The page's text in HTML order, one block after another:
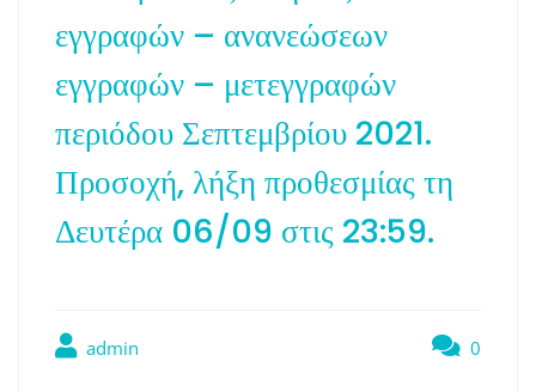
εγγραφών – ανανεώσεων
εγγραφών – μετεγγραφών
περιόδου Σεπτεμβρίου 2021.
Προσοχή, λήξη προθεσμίας τη
Δευτέρα 06/09 στις 23:59.
admin 0